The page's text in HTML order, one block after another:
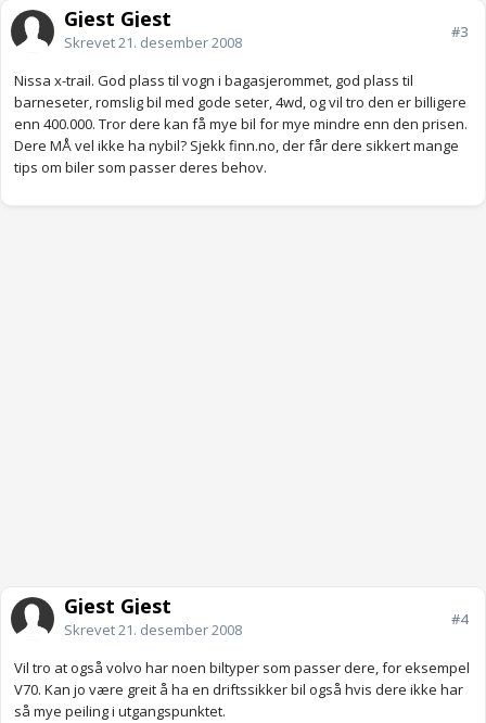
Gjest Gjest
Skrevet21. desember 2008
#3
Nissa x-trail. God plass til vogn i bagasjerommet, god plass til
barneseter, romslig bil med gode seter, 4wd, og vil tro den er billigere
enn 400.000. Tror dere kan få mye bil for mye mindre enn den prisen.
Dere MÅ vel ikke ha nybil? Sjekk finn.no, der får dere sikkert mange
tips om biler som passer deres behov.
Gjest Gjest
Skrevet21. desember 2008
#4
Vil tro at også volvo har noen biltyper som passer dere, for eksempel
V70. Kan jo være greit å ha en driftssikker bil også hvis dere ikke har
så mye peiling i utgangspunktet.